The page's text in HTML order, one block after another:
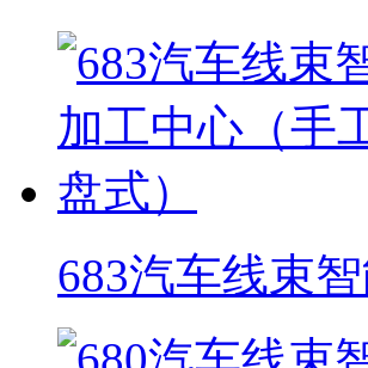
683汽车线束